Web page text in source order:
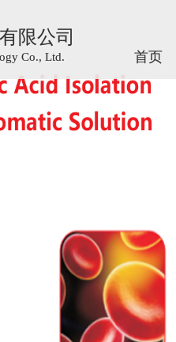
限公司
Co., Ltd. 首页
限公司
Co., Ltd. 首页